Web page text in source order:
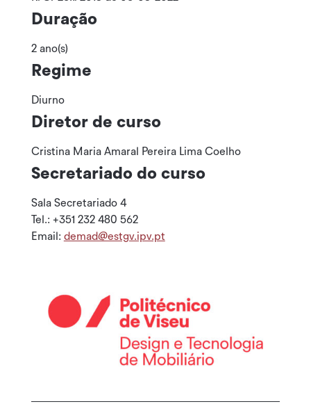
Duração
2 ano(s)
Regime
Diurno
Diretor de curso
Cristina Maria Amaral Pereira Lima Coelho
Secretariado do curso
Sala Secretariado 4
Tel.: +351 232 480 562
Email: demad@estgv.ipv.pt